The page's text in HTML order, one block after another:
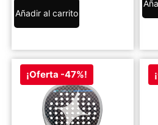
Añadir al carrito
¡Oferta -47%!